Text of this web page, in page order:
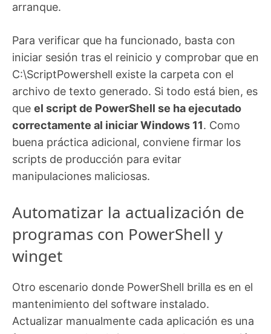
arranque.
Para verificar que ha funcionado, basta con
iniciar sesión tras el reinicio y comprobar que en
C:\ScriptPowershell existe la carpeta con el
archivo de texto generado. Si todo está bien, es
que el script de PowerShell se ha ejecutado
correctamente al iniciar Windows 11. Como
buena práctica adicional, conviene firmar los
scripts de producción para evitar
manipulaciones maliciosas.
Automatizar la actualización de
programas con PowerShell y
winget
Otro escenario donde PowerShell brilla es en el
mantenimiento del software instalado.
Actualizar manualmente cada aplicación es una